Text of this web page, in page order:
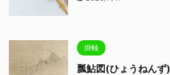
掛軸
瓢鮎図(ひょうねんず)